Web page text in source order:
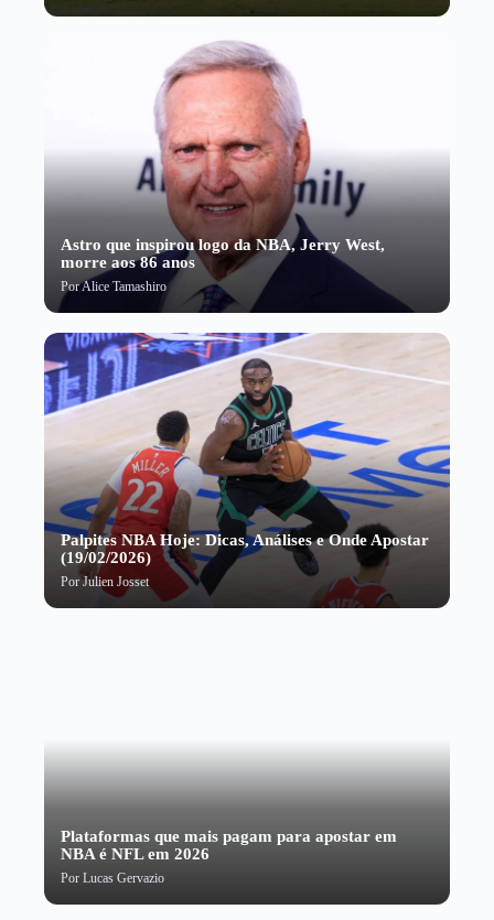
Astro que inspirou logo da NBA, Jerry West,
morre aos 86 anos
PorAlice Tamashiro
Palpites NBA Hoje: Dicas, Análises e Onde Apostar
(19/02/2026)
PorJulien Josset
Plataformas que mais pagam para apostar em
NBA é NFL em 2026
Por Lucas Gervazio